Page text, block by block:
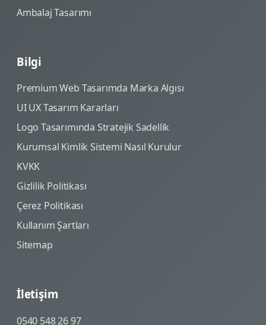
Ambalaj Tasarımı
Bilgi
Premium Web Tasarımda Marka Algısı
UI UX Tasarım Kararları
Logo Tasarımında Stratejik Sadellik
Kurumsal Kimlik Sistemi Nasıl Kurulur
KVKK
Gizlilik Politikası
Çerez Politikası
Kullanım Şartları
Sitemap
İletişim
0540 548 26 97